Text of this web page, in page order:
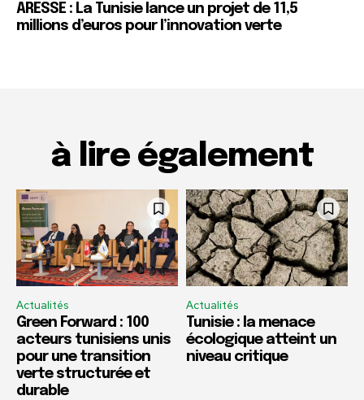
ARESSE : La Tunisie lance un projet de 11,5
millions d’euros pour l’innovation verte
à lire également
Actualités
Green Forward : 100
acteurs tunisiens unis
pour une transition
verte structurée et
durable
Actualités
Tunisie : la menace
écologique atteint un
niveau critique